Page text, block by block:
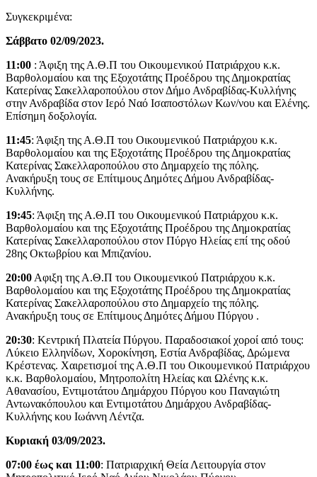
Συγκεκριμένα:
Σάββατο 02/09/2023.
11:00 : Άφιξη της Α.Θ.Π του Οικουμενικού Πατριάρχου κ.κ.
Βαρθολομαίου και της Εξοχοτάτης Προέδρου της Δημοκρατίας
Κατερίνας Σακελλαροπούλου στον Δήμο Ανδραβίδας-Κυλλήνης
στην Ανδραβίδα στον Ιερό Ναό Ισαποστόλων Κων/νου και Ελένης.
Επίσημη δοξολογία.
11:45: Άφιξη της Α.Θ.Π του Οικουμενικού Πατριάρχου κ.κ.
Βαρθολομαίου και της Εξοχοτάτης Προέδρου της Δημοκρατίας
Κατερίνας Σακελλαροπούλου στο Δημαρχείο της πόλης.
Ανακήρυξη τους σε Επίτιμους Δημότες Δήμου Ανδραβίδας-
Κυλλήνης.
19:45: Άφιξη της Α.Θ.Π του Οικουμενικού Πατριάρχου κ.κ.
Βαρθολομαίου και της Εξοχοτάτης Προέδρου της Δημοκρατίας
Κατερίνας Σακελλαροπούλου στον Πύργο Ηλείας επί της οδού
28ης Οκτωβρίου και Μπιζανίου.
20:00 Αφιξη της Α.Θ.Π του Οικουμενικού Πατριάρχου κ.κ.
Βαρθολομαίου και της Εξοχοτάτης Προέδρου της Δημοκρατίας
Κατερίνας Σακελλαροπούλου στο Δημαρχείο της πόλης.
Ανακήρυξη τους σε Επίτιμους Δημότες Δήμου Πύργου .
20:30: Κεντρική Πλατεία Πύργου. Παραδοσιακοί χοροί από τους:
Λύκειο Ελληνίδων, Χοροκίνηση, Εστία Ανδραβίδας, Δρώμενα
Κρέστενας. Χαιρετισμοί της Α.Θ.Π του Οικουμενικού Πατριάρχου
κ.κ. Βαρθολομαίου, Μητροπολίτη Ηλείας και Ωλένης κ.κ.
Αθανασίου, Εντιμοτάτου Δημάρχου Πύργου κου Παναγιώτη
Αντωνακόπουλου και Εντιμοτάτου Δημάρχου Ανδραβίδας-
Κυλλήνης κου Ιωάννη Λέντζα.
Κυριακή 03/09/2023.
07:00 έως και 11:00: Πατριαρχική Θεία Λειτουργία στον